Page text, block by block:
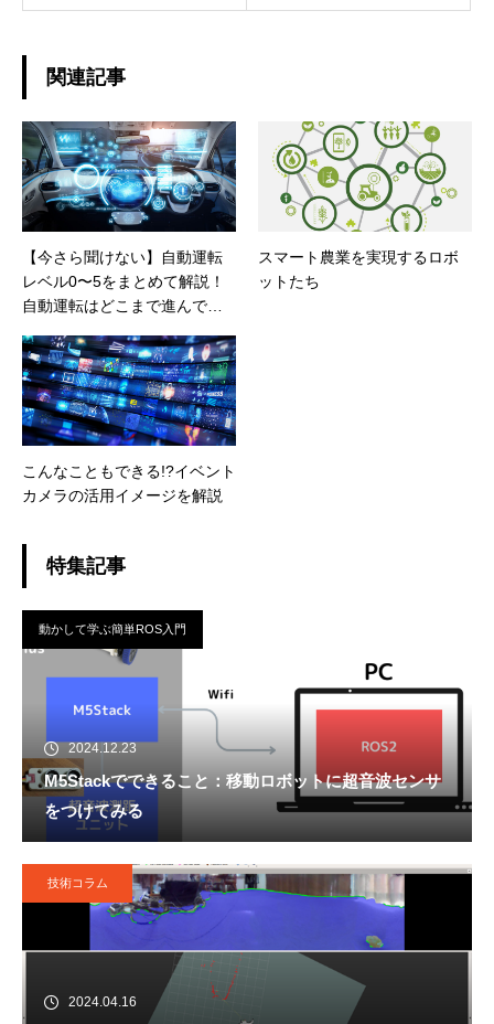
関連記事
【今さら聞けない】自動運転
レベル0〜5をまとめて解説！
自動運転はどこまで進んでい
スマート農業を実現するロボ
ットたち
こんなこともできる!?イベント
カメラの活用イメージを解説
特集記事
動かして学ぶ簡単ROS入門
2024.12.23
M5Stackでできること：移動ロボットに超音波センサ
をつけてみる
技術コラム
2024.04.16